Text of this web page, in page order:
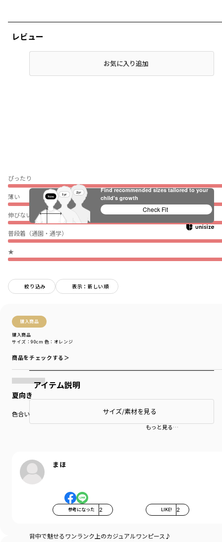
レビュー
ぴったり
薄い
伸びない
普段着（通園・通学）
★
絞り込み 表示：新しい順
購入商品
購入商品
サイズ：90cm 色：オレンジ
商品をチェックする＞
夏向き
色合いも素材も夏向きですのでこれから着るのを楽しみにしています！
もっと見る…
まほ
参考になった 2 LIKE! 2
店頭在庫を確認するお気に入り追加
アイテム説明
サイズ/素材を見る
背中で魅せるワンランク上のカジュアルワンピース♪
Find recommended sizes tailored to your
child's growth
Check Fit